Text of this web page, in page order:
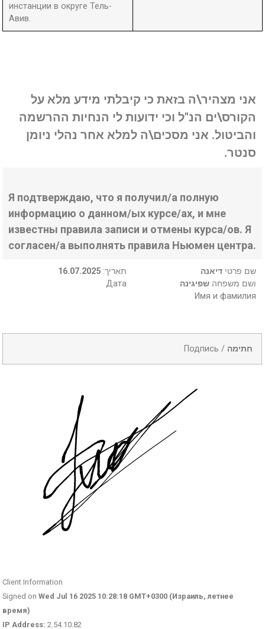
инстанции в округе Тель-
Авив.
אני מצהיר\ה בזאת כי קיבלתי מידע מלא על
הקורס\ים הנ"ל וכי ידועות לי הנחיות ההרשמה
והביטול. אני מסכים\ה למלא אחר נהלי ניומן
סנטר.
Я подтверждаю, что я получил/а полную
информацию о данном/ых курсе/ах, и мне
известны правила записи и отмены курса/ов. Я
согласен/а выполнять правила Ньюмен центра.
16.07.2025 :תאריך
Дата
שם פרטי דיאנה
ושם משפחה שפיגינה
Имя и фамилия
Подпись / חתימה
Client Information
Signed onWed Jul 16 2025 10:28:18 GMT+0300 (Израиль, летнее
время)
IP Address: 2.54.10.82